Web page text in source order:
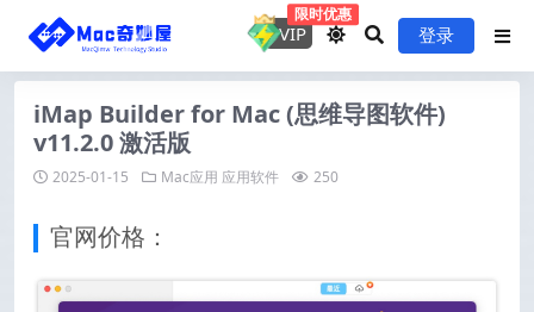
VIP
限时优惠
登录
iMap Builder for Mac (思维导图软件)
v11.2.0 激活版
2025-01-15 Mac应用 应用软件 250
官网价格：